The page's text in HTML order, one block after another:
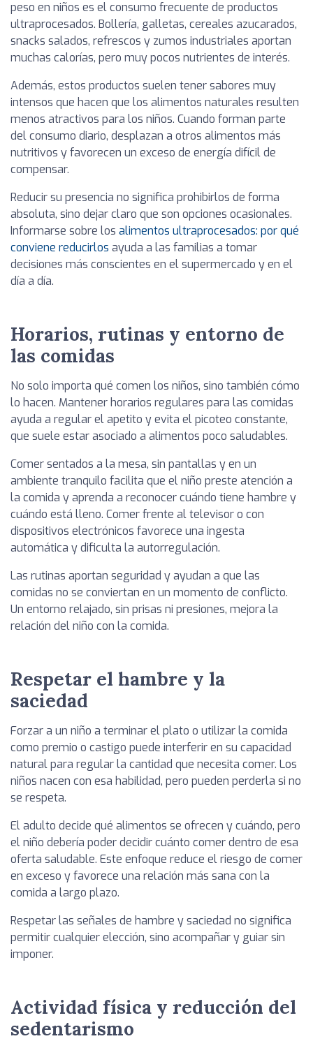
peso en niños es el consumo frecuente de productos
ultraprocesados. Bollería, galletas, cereales azucarados,
snacks salados, refrescos y zumos industriales aportan
muchas calorías, pero muy pocos nutrientes de interés.
Además, estos productos suelen tener sabores muy
intensos que hacen que los alimentos naturales resulten
menos atractivos para los niños. Cuando forman parte
del consumo diario, desplazan a otros alimentos más
nutritivos y favorecen un exceso de energía difícil de
compensar.
Reducir su presencia no significa prohibirlos de forma
absoluta, sino dejar claro que son opciones ocasionales.
Informarse sobre los alimentos ultraprocesados: por qué
conviene reducirlos ayuda a las familias a tomar
decisiones más conscientes en el supermercado y en el
día a día.
Horarios, rutinas y entorno de
las comidas
No solo importa qué comen los niños, sino también cómo
lo hacen. Mantener horarios regulares para las comidas
ayuda a regular el apetito y evita el picoteo constante,
que suele estar asociado a alimentos poco saludables.
Comer sentados a la mesa, sin pantallas y en un
ambiente tranquilo facilita que el niño preste atención a
la comida y aprenda a reconocer cuándo tiene hambre y
cuándo está lleno. Comer frente al televisor o con
dispositivos electrónicos favorece una ingesta
automática y dificulta la autorregulación.
Las rutinas aportan seguridad y ayudan a que las
comidas no se conviertan en un momento de conflicto.
Un entorno relajado, sin prisas ni presiones, mejora la
relación del niño con la comida.
Respetar el hambre y la
saciedad
Forzar a un niño a terminar el plato o utilizar la comida
como premio o castigo puede interferir en su capacidad
natural para regular la cantidad que necesita comer. Los
niños nacen con esa habilidad, pero pueden perderla si no
se respeta.
El adulto decide qué alimentos se ofrecen y cuándo, pero
el niño debería poder decidir cuánto comer dentro de esa
oferta saludable. Este enfoque reduce el riesgo de comer
en exceso y favorece una relación más sana con la
comida a largo plazo.
Respetar las señales de hambre y saciedad no significa
permitir cualquier elección, sino acompañar y guiar sin
imponer.
Actividad física y reducción del
sedentarismo